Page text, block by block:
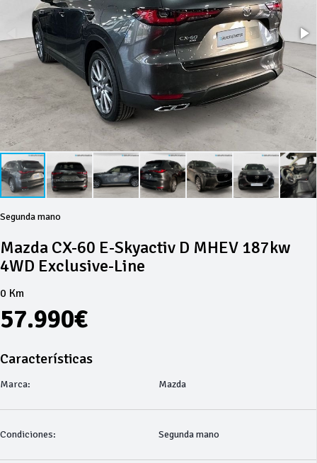
Segunda mano
Mazda CX-60 E-Skyactiv D MHEV 187kw
4WD Exclusive-Line
0 Km
57.990€
Características
Marca: Mazda
Condiciones: Segunda mano